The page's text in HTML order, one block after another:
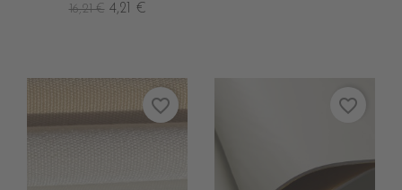
16,21 € 4,21 €
favorite_border favorite_border